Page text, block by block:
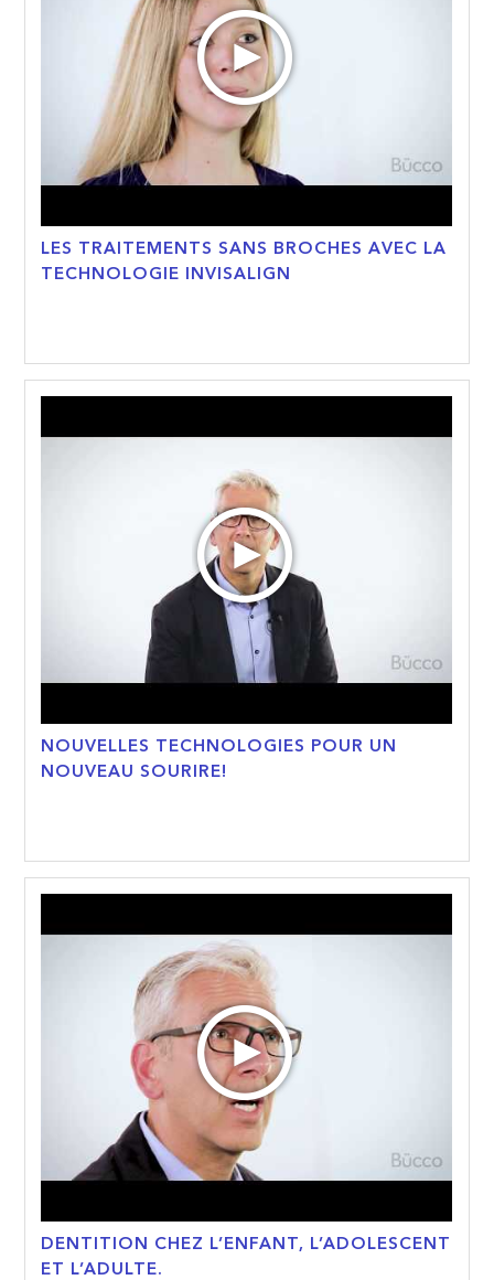
LES TRAITEMENTS SANS BROCHES AVEC LA
TECHNOLOGIE INVISALIGN
NOUVELLES TECHNOLOGIES POUR UN
NOUVEAU SOURIRE!
DENTITION CHEZ L’ENFANT, L’ADOLESCENT
ET L’ADULTE.